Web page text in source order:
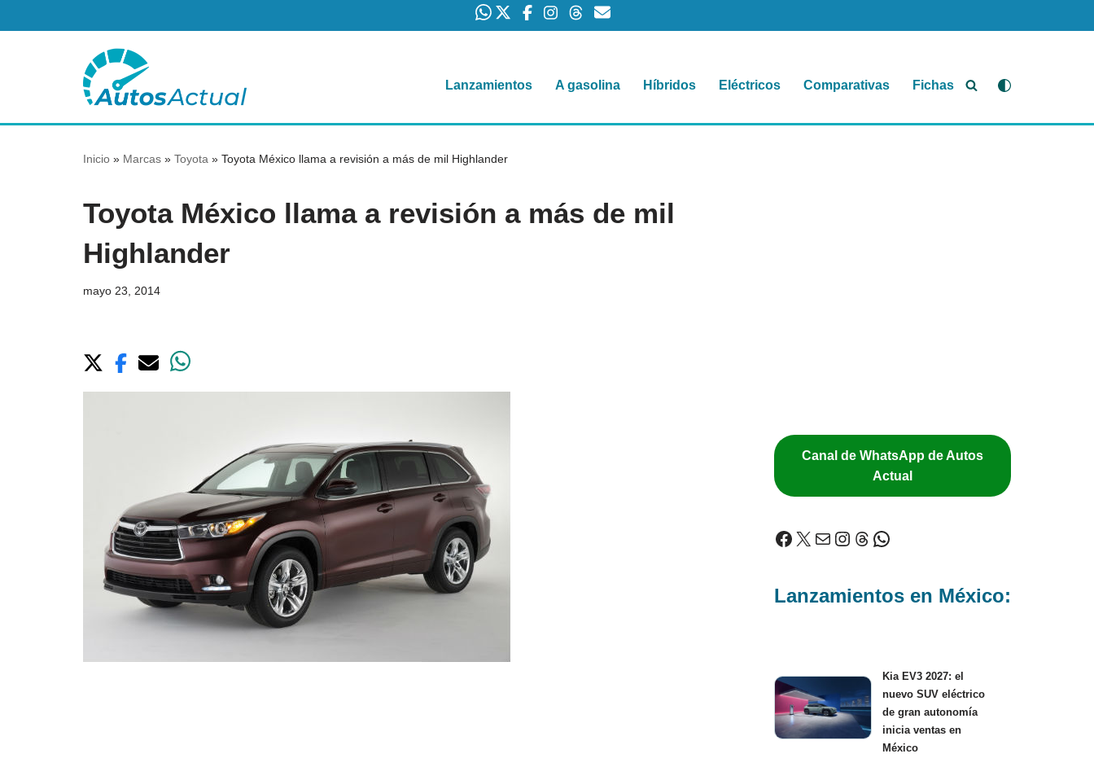
contenido
Lanzamientos A gasolina Híbridos Eléctricos Comparativas Fichas
Inicio » Marcas » Toyota » Toyota México llama a revisión a más de mil Highlander
Toyota México llama a revisión a más de mil
Highlander
mayo 23, 2014
Canal de WhatsApp de Autos
Actual
Lanzamientos en México:
Kia EV3 2027: el
nuevo SUV eléctrico
de gran autonomía
inicia ventas en
México